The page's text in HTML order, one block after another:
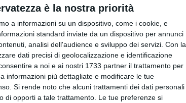
è la nostra priorità
a informazioni su un dispositivo, come i cookie, e
standard inviate da un dispositivo per annunci
analisi dell'audience e sviluppo dei servizi. Con la
dati precisi di geolocalizzazione e identificazione
a noi e ai nostri 1733 partner il trattamento per
informazioni più dettagliate e modificare le tue
Si rende noto che alcuni trattamenti dei dati personali
di opporti a tale trattamento. Le tue preferenze si